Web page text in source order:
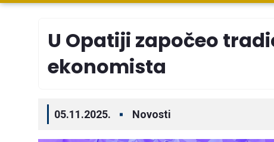
U Opatiji započeo
ekonomista
05.11.2025. Novosti